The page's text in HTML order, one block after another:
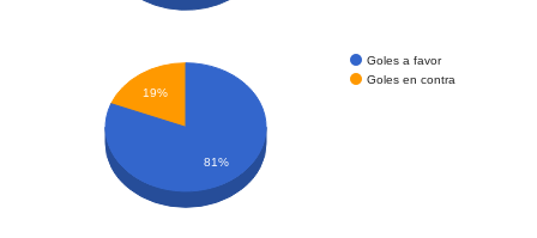
Goles a favor
Goles en contra
19%
81%